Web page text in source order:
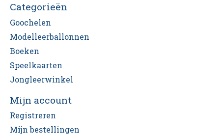
Categorieën
Goochelen
Modelleerballonnen
Boeken
Speelkaarten
Jongleerwinkel
Mijn account
Registreren
Mijn bestellingen